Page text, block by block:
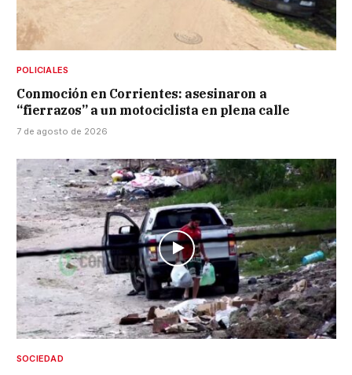
POLICIALES
Conmoción en Corrientes: asesinaron a
“fierrazos” a un motociclista en plena calle
7 de agosto de 2026
SOCIEDAD